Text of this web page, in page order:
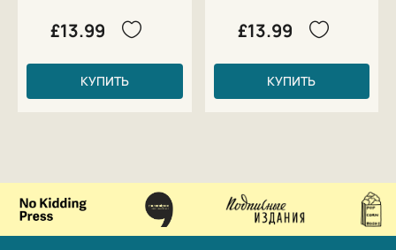
£13.99
КУПИТЬ
£13.99
КУПИТЬ